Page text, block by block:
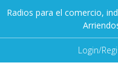
Radios para el comercio,
Login/